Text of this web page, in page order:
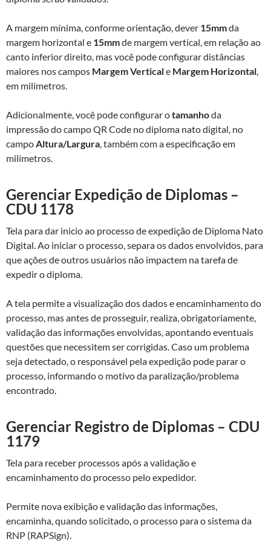
A margem mínima, conforme orientação, dever 15mmda
margem horizontal e 15mmde margem vertical, em relação ao
canto inferior direito, mas você pode configurar distâncias
maiores nos campos Margem Verticale Margem Horizontal,
em milímetros.
Adicionalmente, você pode configurar otamanhoda
impressão do campo QR Code no diploma nato digital, no
campoAltura/Largura, também com a especificação em
milímetros.
Gerenciar Expedição de Diplomas –
CDU 1178
Tela para dar inicio ao processo de expedição de Diploma Nato
Digital. Ao iniciar o processo, separa os dados envolvidos, para
que ações de outros usuários não impactem na tarefa de
expedir o diploma.
A tela permite a visualização dos dados e encaminhamento do
processo, mas antes de prosseguir, realiza, obrigatoriamente,
validação das informações envolvidas, apontando eventuais
questões que necessitem ser corrigidas. Caso um problema
seja detectado, o responsável pela expedição pode parar o
processo, informando o motivo da paralização/problema
encontrado.
Gerenciar Registro de Diplomas – CDU
1179
Tela para receber processos após a validação e
encaminhamento do processo pelo expedidor.
Permite nova exibição e validação das informações,
encaminha, quando solicitado, o processo para o sistema da
RNP (RAPSign).